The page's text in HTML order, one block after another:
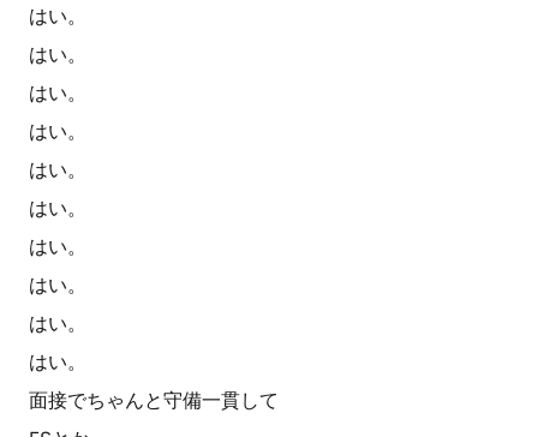
はい。
はい。
はい。
はい。
はい。
はい。
はい。
はい。
はい。
はい。
面接でちゃんと守備一貫して